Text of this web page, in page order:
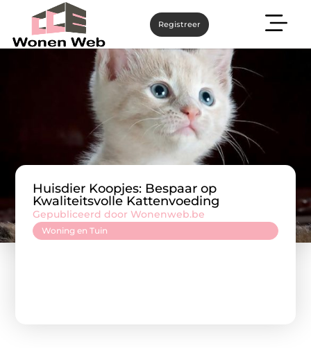
Registreer
Huisdier Koopjes: Bespaar op
Kwaliteitsvolle Kattenvoeding
Woning en Tuin
Gepubliceerd door Wonenweb.be